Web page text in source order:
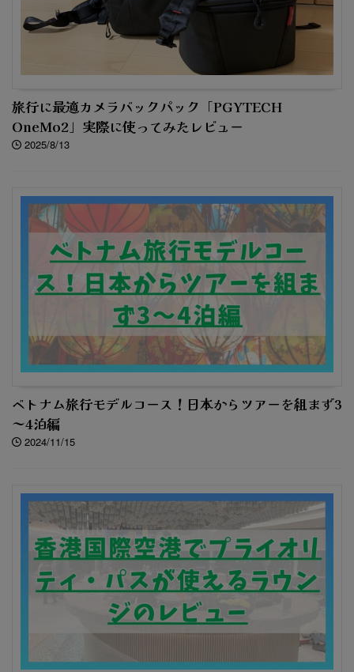
旅行に最適カメラバックパック「PGYTECH
OneMo2」実際に使ってみたレビュー
2025/8/13
ベトナム旅行モデルコース！日本からツアーを組まず3
～4泊編
2024/11/15